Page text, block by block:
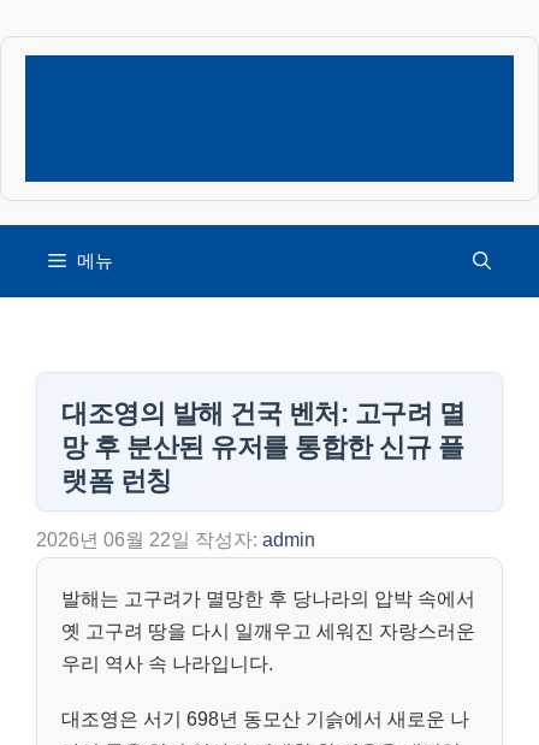
컨
너
뛰
메뉴
대조영의 발해 건국 벤처: 고구려 멸
망 후 분산된 유저를 통합한 신규 플
랫폼 런칭
2026년 06월 22일 작성자: admin
발해는 고구려가 멸망한 후 당나라의 압박 속에서
옛 고구려 땅을 다시 일깨우고 세워진 자랑스러운
우리 역사 속 나라입니다.
대조영은 서기 698년 동모산 기슭에서 새로운 나